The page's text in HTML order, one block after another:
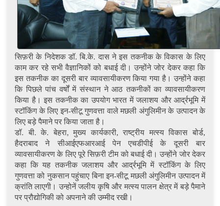
सिफ़री के निदेशक डॉ. बि.के. दास ने इस तकनीक के विकास के लिए
काम कर रहे सभी वैज्ञानिकों को बधाई दी। उन्होंने जोर देकर कहा कि
इस तकनीक का दूसरी बार व्यावसायीकरण किया गया है। उन्होंने कहा
कि पिछले पांच वर्षों में संस्थान ने आठ तकनीकों का व्यावसायीकरण
किया है। इस तकनीक का उपयोग भारत में जलाशय और आर्द्रभूमि में
स्टॉकिंग के लिए इन-सीटू गुणवत्ता वाले मछली अंगुलिमीन के उत्पादन के
लिए बड़े पैमाने पर किया जाता है।
डॉ. बी. के. बेहरा, मुख्य कार्यकारी, राष्ट्रीय मत्स्य विकास बोर्ड,
हैदराबाद ने सीआईएफआरआई पेन एचडीपीई के दूसरी बार
व्यावसायीकरण के लिए पूरे सिफ़री टीम को बधाई दी। उन्होंने जोर देकर
कहा कि यह तकनीक जलाशय और आर्द्रभूमि में स्टॉकिंग के लिए
गुणवत्ता को नुकसान पहुंचाए बिना इन-सीटू मछली अंगुलिमीन उत्पादन में
क्रांति लाएगी। उन्होनें जलीय कृषि और मत्स्य पालन क्षेत्र में बड़े पैमाने
पर प्रौद्योगिकी को अपनाने की उम्मीद रखी।